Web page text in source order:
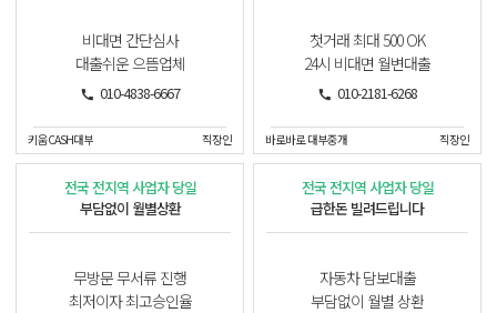
비대면 간단심사
대출쉬운 으뜸업체
010-4838-6667
키움CASH대부 직장인
첫거래 최대 500 OK
24시 비대면 월변대출
010-2181-6268
바로바로 대부중개 직장인
전국 전지역 사업자 당일
부담없이 월별상환
무방문 무서류 진행
최저이자 최고승인율
전국 전지역 사업자 당일
급한돈 빌려드립니다
자동차 담보대출
부담없이 월별 상환